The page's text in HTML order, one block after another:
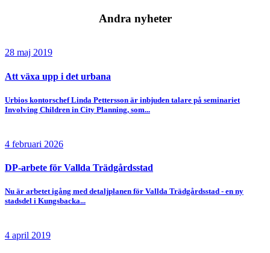
Andra nyheter
28 maj 2019
Att växa upp i det urbana
Urbios kontorschef Linda Pettersson är inbjuden talare på seminariet
Involving Children in City Planning, som...
4 februari 2026
DP-arbete för Vallda Trädgårdsstad
Nu är arbetet igång med detaljplanen för Vallda Trädgårdsstad - en ny
stadsdel i Kungsbacka...
4 april 2019